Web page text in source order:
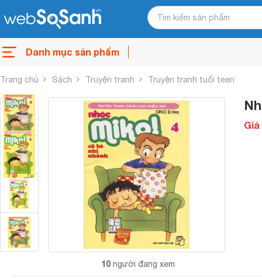
Danh mục sản phẩm
Trang chủ Sách Truyện tranh Truyện tranh tuổi teen
10 người đang xem